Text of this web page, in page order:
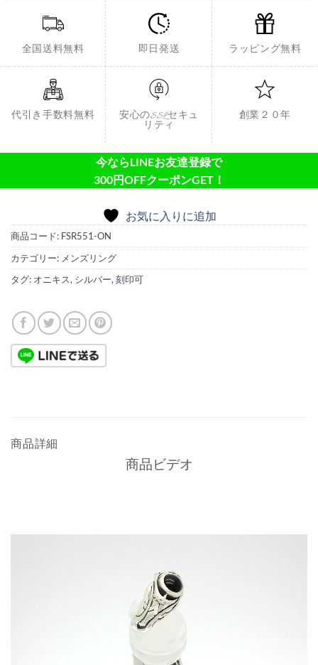
全国送料無料 即日発送 ラッピング無料
代引き手数料無料
安心のSSLセキュ
リティ
創業２０年
今ならLINEお友達登録で
300円OFFクーポンGET！
お気に入りに追加
商品コード: FSR551-ON
カテゴリー: メンズリング
タグ: オニキス, シルバー, 刻印可
商品詳細
商品ビデオ